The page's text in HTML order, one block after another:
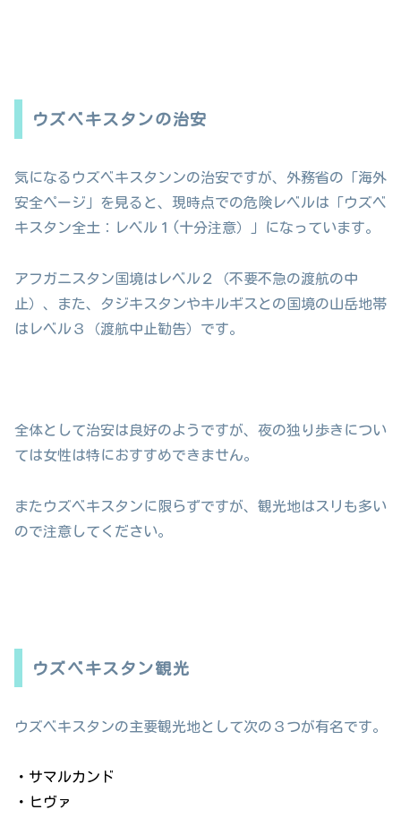
ウズベキスタンの治安
気になるウズベキスタンンの治安ですが、外務省の「海外
安全ページ」を見ると、現時点での危険レベルは「ウズベ
キスタン全土：レベル１(十分注意）」になっています。
アフガニスタン国境はレベル２（不要不急の渡航の中
止）、また、タジキスタンやキルギスとの国境の山岳地帯
はレベル３（渡航中止勧告）です。
全体として治安は良好のようですが、夜の独り歩きについ
ては女性は特におすすめできません。
またウズベキスタンに限らずですが、観光地はスリも多い
ので注意してください。
ウズベキスタン観光
ウズベキスタンの主要観光地として次の３つが有名です。
・サマルカンド
・ヒヴァ